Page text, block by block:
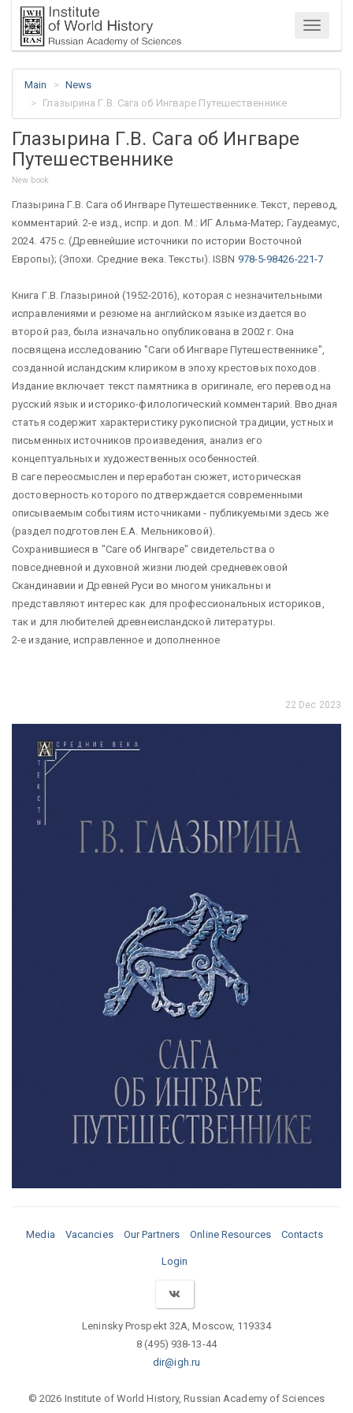
Menu
Main
News
Глазырина Г.В. Сага об Ингваре Путешественнике
Глазырина Г.В. Сага об Ингваре
Путешественнике
New book
Глазырина Г.В. Сага об Ингваре Путешественнике. Текст, перевод,
комментарий. 2-е изд., испр. и доп. М.: ИГ Альма-Матер; Гаудеамус,
2024. 475 с. (Древнейшие источники по истории Восточной
Европы); (Эпохи. Средние века. Тексты). ISBN 978-5-98426-221-7
Книга Г.В. Глазыриной (1952-2016), которая с незначительными
исправлениями и резюме на английском языке издается во
второй раз, была изначально опубликована в 2002 г. Она
посвящена исследованию "Саги об Ингваре Путешественнике",
созданной исландским клириком в эпоху крестовых походов.
Издание включает текст памятника в оригинале, его перевод на
русский язык и историко-филологический комментарий. Вводная
статья содержит характеристику рукописной традиции, устных и
письменных источников произведения, анализ его
концептуальных и художественных особенностей.
В саге переосмыслен и переработан сюжет, историческая
достоверность которого подтверждается современными
описываемым событиям источниками - публикуемыми здесь же
(раздел подготовлен Е.А. Мельниковой).
Сохранившиеся в "Саге об Ингваре" свидетельства о
повседневной и духовной жизни людей средневековой
Скандинавии и Древней Руси во многом уникальны и
представляют интерес как для профессиональных историков,
так и для любителей древнеисландской литературы.
2-е издание, исправленное и дополненное
22 Dec 2023
Media Vacancies Our Partners Online Resources Contacts
Login
Leninsky Prospekt 32A, Moscow, 119334
8 (495) 938-13-44
dir@igh.ru
© 2026 Institute of World History, Russian Academy of Sciences